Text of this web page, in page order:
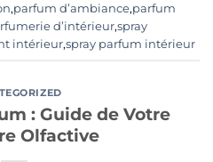
,parfum d’ambiance,parfum
d’intérieur,spray
intérieur,spray parfum intérieur
: Guide de Votre
Olfactive